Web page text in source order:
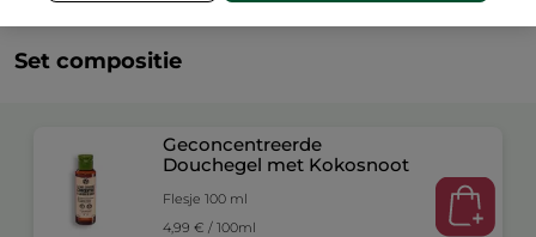
Set compositie
Geconcentreerde
Douchegel met Kokosnoot
Flesje 100 ml
4,99 € / 100ml